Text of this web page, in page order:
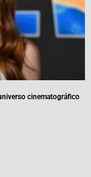
cinematográfico